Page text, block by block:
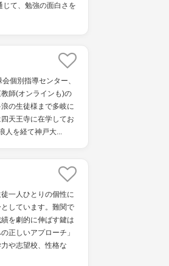
て、勉強の面白さを
個別指導センター、
師(オンラインも)の
の生徒様まで多岐に
天王寺に在学してお
人を経て神戸大...
一人ひとりの個性に
しています。難関で
を劇的に伸ばす鍵は
正しいアプローチ」
や志望校、性格な